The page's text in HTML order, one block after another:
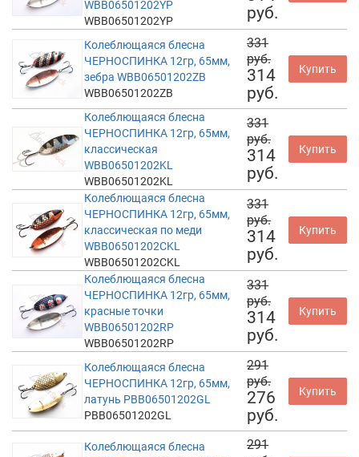
WBB06501202YP
WBB06501202YP
руб.
Колеблющаяся блесна
ЧЕРНОСПИНКА 12гр, 65мм,
зебра WBB06501202ZB
WBB06501202ZB
331
руб.
314
руб.
Купить
Колеблющаяся блесна
ЧЕРНОСПИНКА 12гр, 65мм,
классическая
WBB06501202KL
WBB06501202KL
331
руб.
314
руб.
Купить
Колеблющаяся блесна
ЧЕРНОСПИНКА 12гр, 65мм,
классическая по меди
WBB06501202CKL
WBB06501202CKL
331
руб.
314
руб.
Купить
Колеблющаяся блесна
ЧЕРНОСПИНКА 12гр, 65мм,
красные точки
WBB06501202RP
WBB06501202RP
331
руб.
314
руб.
Купить
Колеблющаяся блесна
ЧЕРНОСПИНКА 12гр, 65мм,
латунь PBB06501202GL
PBB06501202GL
291
руб.
276
руб.
Купить
Колеблющаяся блесна
291